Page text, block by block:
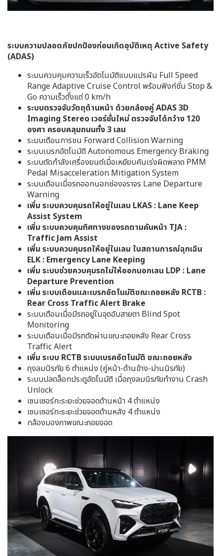
ระบบความปลอดภัยปกป้องก่อนเกิดอุบัติเหตุ Active Safety
(ADAS)
ระบบควบคุมความเร็วอัตโนมัติแบบแปรผัน Full Speed
Range Adaptive Cruise Control พร้อมฟังก์ชั่น Stop &
Go ความเร็วตั้งแต่ 0 km/h
ระบบตรวจจับวัตถุด้านหน้า ด้วยกล้องคู่ ADAS 3D
Imaging Stereo เวอร์ชั่นใหม่ ตรวจจับได้กว้าง 120
องศา ครอบคลุมถนนทั้ง 3 เลน
ระบบเตือนการชน Forward Collision Warning
ระบบเบรกอัตโนมัติ Autonomous Emergency Braking
ระบบตัดกำลังเครื่องยนต์เมื่อเหยียบคันเร่งผิดพลาด PMM
Pedal Misacceleration Mitigation System
ระบบเตือนเมื่อรถออกนอกช่องจราจร Lane Departure
Warning
เพิ่ม ระบบควบคุมรถให้อยู่ในเลน LKAS : Lane Keep
Assist System
เพิ่ม ระบบควบคุมทิศทางของรถตามคันหน้า TJA :
Traffic Jam Assist
เพิ่ม ระบบควบคุมรถให้อยู่ในเลน ในสถานการณ์ฉุกเฉิน
ELK : Emergency Lane Keeping
เพิ่ม ระบบช่วยควบคุมรถไม่ให้ออกนอกเลน LDP : Lane
Departure Prevention
เพิ่ม ระบบเตือนและเบรกอัตโนมัติขณะถอยหลัง RCTB :
Rear Cross Traffic Alert Brake
ระบบเตือนเมื่อมีรถอยู่ในจุดอับสายตา Blind Spot
Monitoring
ระบบเตือนเมื่อมีรถตัดผ่านขณะถอยหลัง Rear Cross
Traffic Alert
เพิ่ม ระบบ RCTB ระบบเบรคอัตโนมัติ ขณะถอยหลัง
ถุงลมนิรภัย 6 ตำแหน่ง (คู่หน้า-ด้านข้าง-ม่านนิรภัย)
ระบบปลดล็อกประตูอัตโนมัติ เมื่อถุงลมนิรภัยทำงาน Crash
Unlock
เซนเซอร์กะระยะช่วยจอดด้านหน้า 4 ตำแหน่ง
เซนเซอร์กะระยะช่วยจอดด้านหลัง 4 ตำแหน่ง
กล้องมองภาพขณะถอยจอด